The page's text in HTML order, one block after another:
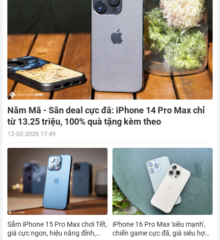
Năm Mã - Săn deal cực đã: iPhone 14 Pro Max chỉ
từ 13.25 triệu, 100% quà tặng kèm theo
12-02-2026 17:49
Sắm iPhone 15 Pro Max chơi Tết,
giá cực ngon, hiệu năng đỉnh,
iPhone 16 Pro Max 'siêu mạnh',
chiến game cực đã, giá siêu hợp